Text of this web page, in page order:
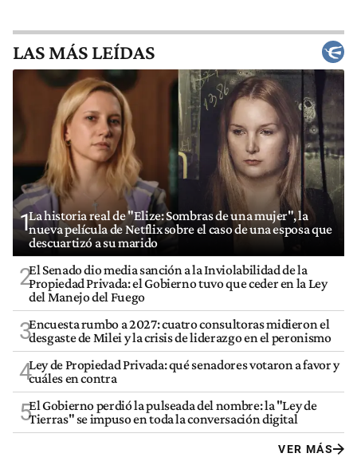
LAS MÁS LEÍDAS
1La historia real de "Elize: Sombras de una mujer", la
nueva película de Netflix sobre el caso de una esposa que
descuartizó a su marido
2El Senado dio media sanción a la Inviolabilidad de la
Propiedad Privada: el Gobierno tuvo que ceder en la Ley
del Manejo del Fuego
3Encuesta rumbo a 2027: cuatro consultoras midieron el
desgaste de Milei y la crisis de liderazgo en el peronismo
4Ley de Propiedad Privada: qué senadores votaron a favor y
cuáles en contra
5El Gobierno perdió la pulseada del nombre: la "Ley de
Tierras" se impuso en toda la conversación digital
VER MÁS